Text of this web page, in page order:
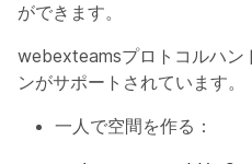
ができます。
webexteamsプロトコルハン
ンがサポートされています。
一人で空間を作る：